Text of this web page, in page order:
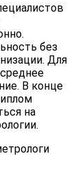
без
Для
В конце
на